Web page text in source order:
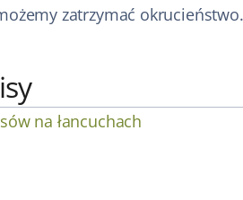
zatrzymać okrucieństwo.